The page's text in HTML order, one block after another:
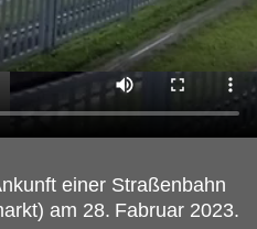
einer Straßenbahn
am 28. Fabruar 2023.